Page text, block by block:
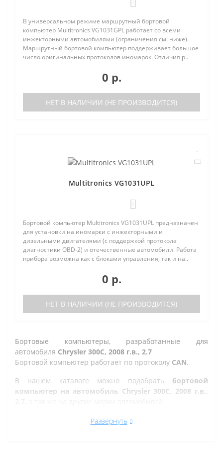
В универсальном режиме маршрутный бортовой
компьютер Multitronics VG1031GPL работает со всеми
инжекторными автомобилями (ограничения см. ниже).
Маршрутный бортовой компьютер поддерживает большое
число оригинальных протоколов иномарок. Отличия р..
0 р.
НЕТ В НАЛИЧИИ (НЕ ПРОИЗВОДИТСЯ)
Multitronics VG1031UPL
Бортовой компьютер Multitronics VG1031UPL предназначен
для установки на иномарки с инжекторными и
дизельными двигателями (с поддержкой протокола
диагностики OBD-2) и отечественные автомобили. Работа
прибора возможна как с блоками управления, так и на..
0 р.
НЕТ В НАЛИЧИИ (НЕ ПРОИЗВОДИТСЯ)
Бортовые компьютеры, разработанные для
автомобиля Chrysler 300C, 2008 г.в., 2.7
Бортовой компьютер работает по протоколу CAN.
В нашем каталоге можно подобрать бортовой
компьютер на автомобиль Chrysler 300C, 2008 г.в.,
Все рано или поздно в Златоусте сталкиваются с
Развернуть